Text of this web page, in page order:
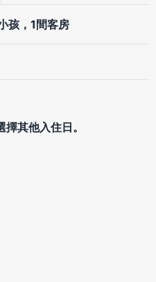
孩，1間客房
其他入住日。